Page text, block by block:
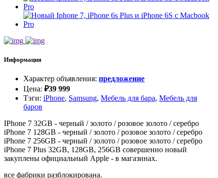
Информация
Характер объявления: предложение
Цена: ₽39 999
Тэги: iPhone, Samsung, Мебель для бара, Мебель для
баров
IPhone 7 32GB - черный / золото / розовое золото / серебро
iPhone 7 128GB - черный / золото / розовое золото / серебро
iPhone 7 256GB - черный / золото / розовое золото / серебро
iPhone 7 Plus 32GB, 128GB, 256GB совершенно новый
закуплены официальный Apple - в магазинах.
все фабрики разблокирована.